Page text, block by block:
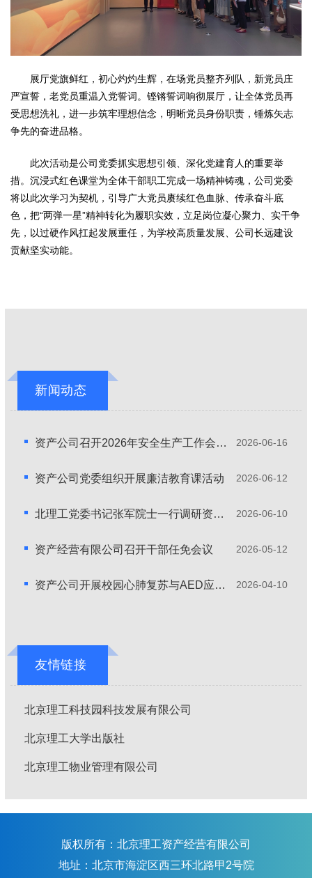
展厅党旗鲜红，初心灼灼生辉，在场党员整齐列队，新党员庄
严宣誓，老党员重温入党誓词。铿锵誓词响彻展厅，让全体党员再
受思想洗礼，进一步筑牢理想信念，明晰党员身份职责，锤炼矢志
争先的奋进品格。
此次活动是公司党委抓实思想引领、深化党建育人的重要举
措。沉浸式红色课堂为全体干部职工完成一场精神铸魂，公司党委
将以此次学习为契机，引导广大党员赓续红色血脉、传承奋斗底
色，把“两弹一星”精神转化为履职实效，立足岗位凝心聚力、实干争
先，以过硬作风扛起发展重任，为学校高质量发展、公司长远建设
贡献坚实动能。
新闻动态
2026-06-16
资产公司召开2026年安全生产工作会暨“安全生产月”动员部署会
2026-06-12
资产公司党委组织开展廉洁教育课活动
2026-06-10
北理工党委书记张军院士一行调研资产经营有限公司
2026-05-12
资产经营有限公司召开干部任免会议
2026-04-10
资产公司开展校园心肺复苏与AED应急救护培训
友情链接
北京理工科技园科技发展有限公司
北京理工大学出版社
北京理工物业管理有限公司
版权所有：北京理工资产经营有限公司
地址：北京市海淀区西三环北路甲2号院